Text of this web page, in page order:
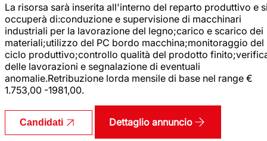
La risorsa sarà inserita all'interno del reparto produttivo e
occuperà di:conduzione e supervisione di macchinari
industriali per la lavorazione del legno;carico e scarico dei
materiali;utilizzo del PC bordo macchina;monitoraggio del
ciclo produttivo;controllo qualità del prodotto
delle lavorazioni e segnalazione di eventuali
anomalie.Retribuzione lorda mensile di base nel range €
1.753,00 -1981,00.
Candidati Dettaglio annuncio